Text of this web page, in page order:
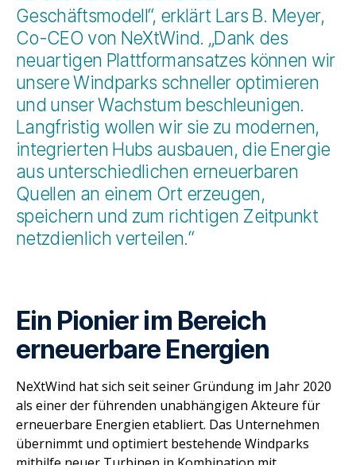
Geschäftsmodell“, erklärt Lars B. Meyer,
Co-CEO von NeXtWind. „Dank des
neuartigen Plattformansatzes können wir
unsere Windparks schneller optimieren
und unser Wachstum beschleunigen.
Langfristig wollen wir sie zu modernen,
integrierten Hubs ausbauen, die Energie
aus unterschiedlichen erneuerbaren
Quellen an einem Ort erzeugen,
speichern und zum richtigen Zeitpunkt
netzdienlich verteilen.“
Ein Pionier im Bereich
erneuerbare Energien
NeXtWind hat sich seit seiner Gründung im Jahr 2020
als einer der führenden unabhängigen Akteure für
erneuerbare Energien etabliert. Das Unternehmen
übernimmt und optimiert bestehende Windparks